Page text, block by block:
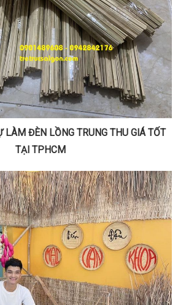
LÀM ĐÈN LỒNG TRUNG THU GIÁ TỐT
TẠI TPHCM